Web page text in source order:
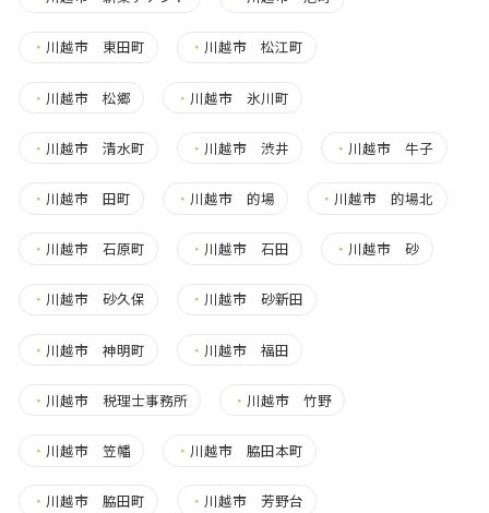
・ 川越市 東田町 ・ 川越市 松江町
・ 川越市 松郷 ・ 川越市 氷川町
・ 川越市 清水町 ・ 川越市 渋井 ・ 川越市 牛子
・ 川越市 田町 ・ 川越市 的場 ・ 川越市 的場北
・ 川越市 石原町 ・ 川越市 石田 ・ 川越市 砂
・ 川越市 砂久保 ・ 川越市 砂新田
・ 川越市 神明町 ・ 川越市 福田
・ 川越市 税理士事務所 ・ 川越市 竹野
・ 川越市 笠幡 ・ 川越市 脇田本町
・ 川越市 脇田町 ・ 川越市 芳野台